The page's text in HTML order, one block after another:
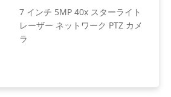
7 インチ 5MP 40x スターライト
レーザー ネットワーク PTZ カメ
ラ